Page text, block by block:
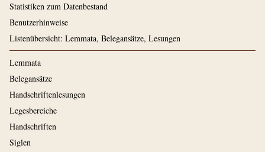
Statistiken zum Datenbestand
Benutzerhinweise
Listenübersicht: Lemmata, Belegansätze, Lesungen
Lemmata
Belegansätze
Handschriftenlesungen
Legesbereiche
Handschriften
Siglen